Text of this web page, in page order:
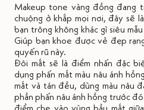
Makeup tone vàng đồng đang
chuộng ở khắp mọi nơi, đây sẽ
bạn trông không khác gì siêu
Giúp bạn khoe được vẻ đẹp
quyến rũ này.
Đôi mắt sẽ là điểm nhấn đặc
dụng phấn mắt màu nâu ánh
mắt và tán đều, dùng màu nâu
phần phấn nâu ánh hồng trước